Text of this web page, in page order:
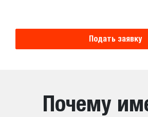
Подать заявку
Почему